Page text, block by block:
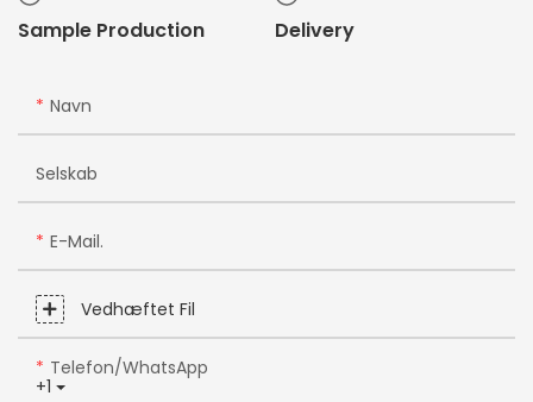
Sample Production Delivery
Navn
Selskab
E-Mail.
Vedhæftet Fil
+1
Telefon/WhatsApp